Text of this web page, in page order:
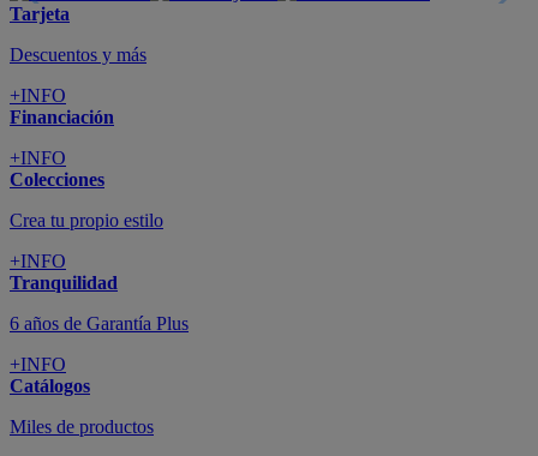
Tarjeta
Descuentos y más
+INFO
Financiación
+INFO
Colecciones
Crea tu propio estilo
+INFO
Tranquilidad
6 años de Garantía Plus
+INFO
Catálogos
Miles de productos